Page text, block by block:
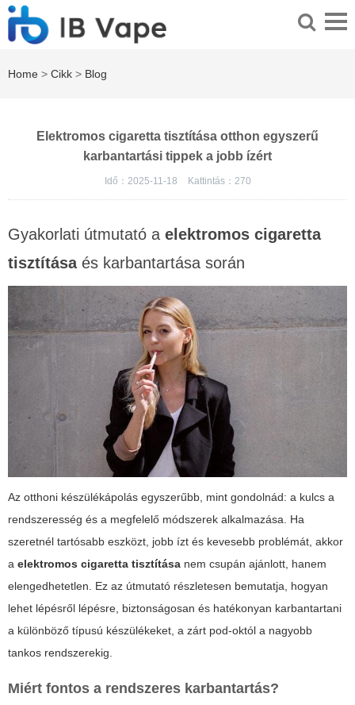
Home > Cikk > Blog
Elektromos cigaretta tisztítása otthon egyszerű
karbantartási tippek a jobb ízért
Idő：2025-11-18 Kattintás： 270
Gyakorlati útmutató a elektromos cigaretta
tisztításaés karbantartása során
Az otthoni készülékápolás egyszerűbb, mint gondolnád: a kulcs a
rendszeresség és a megfelelő módszerek alkalmazása. Ha
szeretnél tartósabb eszközt, jobb ízt és kevesebb problémát, akkor
a elektromos cigaretta tisztítása nem csupán ajánlott, hanem
elengedhetetlen. Ez az útmutató részletesen bemutatja, hogyan
lehet lépésről lépésre, biztonságosan és hatékonyan karbantartani
a különböző típusú készülékeket, a zárt pod-októl a nagyobb
tankos rendszerekig.
Miért fontos a rendszeres karbantartás?